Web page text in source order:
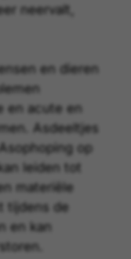
neervalt,
en dieren
en acute en
Asdeeltjes
op
leiden tot
materiële
tijdens de
en kan